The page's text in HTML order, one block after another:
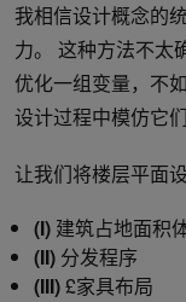
我相信设计概念的
力。 这种方法不太
优化一组变量，不
设计过程中模仿它
让我们将楼层平面
(I) 建筑占地面积
(II) 分发程序
(III)£家具布局